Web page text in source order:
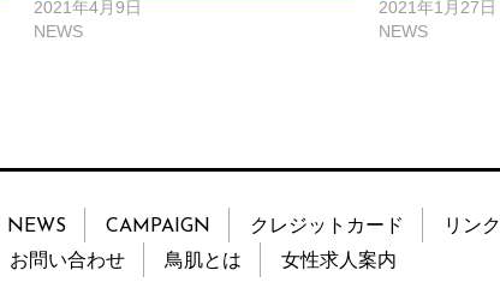
2021年4月9日
NEWS
2021年1月27日
NEWS
NEWS CAMPAIGN クレジットカード リンク
お問い合わせ
鳥肌とは 女性求人案内